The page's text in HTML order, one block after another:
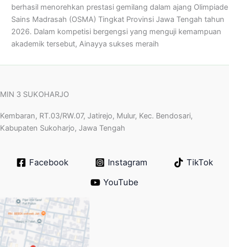
berhasil menorehkan prestasi gemilang dalam ajang Olimpiade
Sains Madrasah (OSMA) Tingkat Provinsi Jawa Tengah tahun
2026. Dalam kompetisi bergengsi yang menguji kemampuan
akademik tersebut, Ainayya sukses meraih
MIN 3 SUKOHARJO
Kembaran, RT.03/RW.07, Jatirejo, Mulur, Kec. Bendosari,
Kabupaten Sukoharjo, Jawa Tengah
Facebook Instagram
TikTok
YouTube